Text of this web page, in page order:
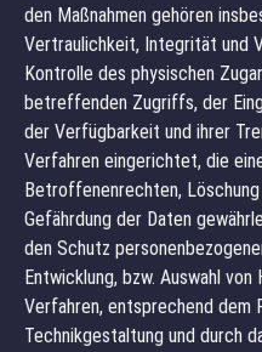
den Maßnahmen gehören
Vertraulichkeit, Integrität und
Kontrolle des physischen
betreffenden Zugriffs, der
der Verfügbarkeit und ihrer
Verfahren eingerichtet, die
Betroffenenrechten,
Gefährdung der Daten
den Schutz
Entwicklung, bzw. Auswahl
Verfahren, entsprechend dem
Technikgestaltung und durch